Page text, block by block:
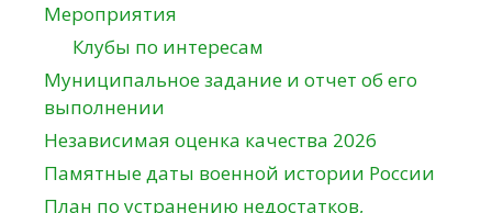
Мероприятия
Клубы по интересам
Муниципальное задание и отчет об его
выполнении
Независимая оценка качества 2026
Памятные даты военной истории России
План по устранению недостатков,